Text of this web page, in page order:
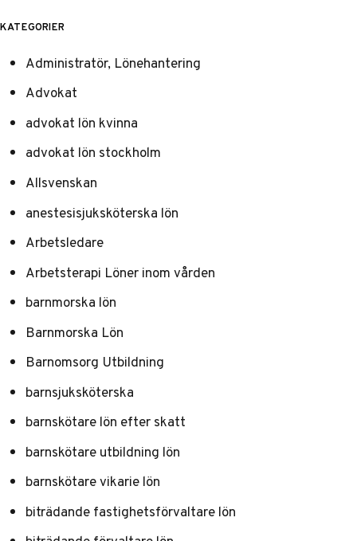
KATEGORIER
Administratör, Lönehantering
Advokat
advokat lön kvinna
advokat lön stockholm
Allsvenskan
anestesisjuksköterska lön
Arbetsledare
Arbetsterapi Löner inom vården
barnmorska lön
Barnmorska Lön
Barnomsorg Utbildning
barnsjuksköterska
barnskötare lön efter skatt
barnskötare utbildning lön
barnskötare vikarie lön
biträdande fastighetsförvaltare lön